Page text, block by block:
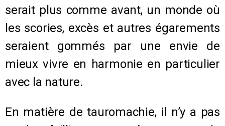
serait plus comme avant, un monde où
les scories, excès et autres égarements
seraient gommés par une envie de
mieux vivre en harmonie en particulier
avec la nature.
En matière de tauromachie, il n’y a pas